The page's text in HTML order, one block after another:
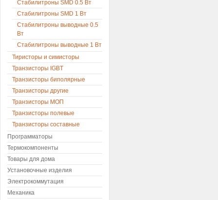
Стабилитроны SMD 0.5 Вт
Стабилитроны SMD 1 Вт
Стабилитроны выводные 0.5
Вт
Стабилитроны выводные 1 Вт
Тиристоры и симисторы
Транзисторы IGBT
Транзисторы биполярные
Транзисторы другие
Транзисторы МОП
Транзисторы полевые
Транзисторы составные
Программаторы
Термокомпоненты
Товары для дома
Установочные изделия
Электрокоммутация
Механика